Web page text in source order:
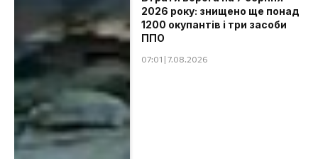
2026 року: знищено ще понад
1200 окупантів і три засоби
ППО
07:01 | 7.08.2026